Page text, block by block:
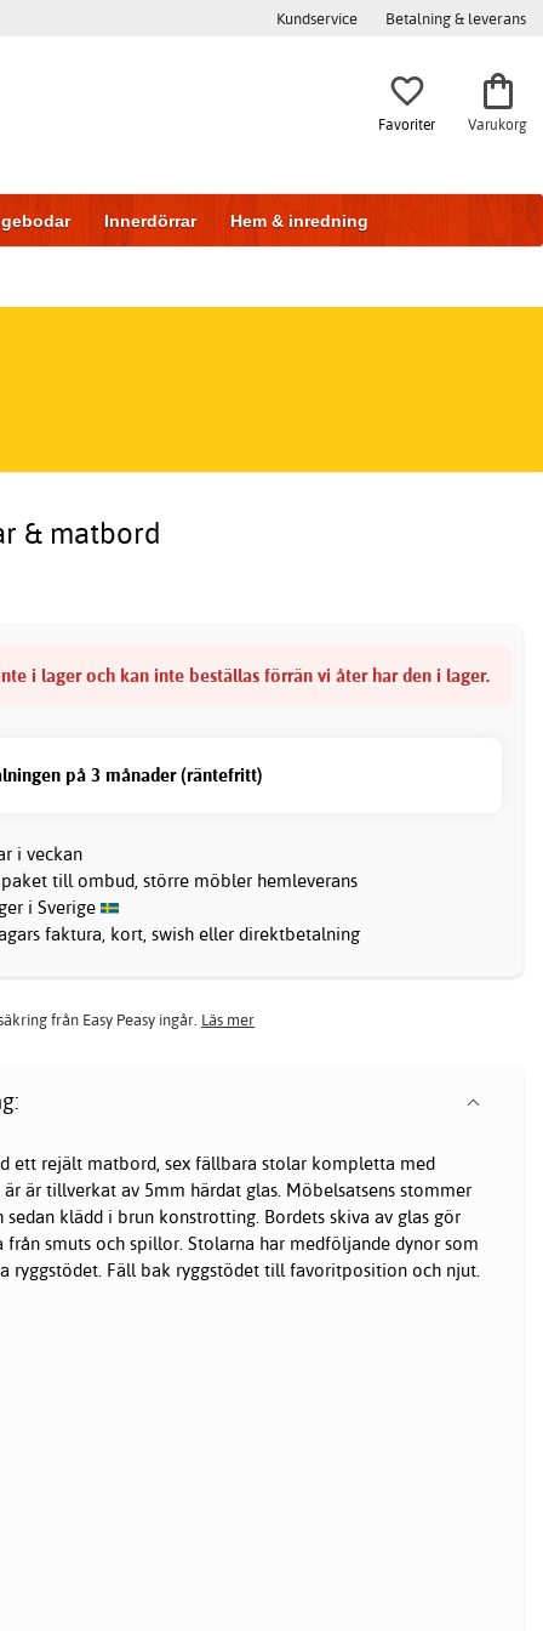
Kundservice Betalning & leverans
Favoriter Varukorg
Innerdörrar Hem & inredning
& matbord
i lager och kan inte beställas förrän vi åter har den i lager.
på 3 månader (räntefritt)
i veckan
till ombud, större möbler hemleverans
i Sverige
faktura, kort, swish eller direktbetalning
från Easy Peasy ingår. Läs mer
ett rejält matbord, sex fällbara stolar kompletta med
är tillverkat av 5mm härdat glas. Möbelsatsens stommer
klädd i brun konstrotting. Bordets skiva av glas gör
smuts och spillor. Stolarna har medföljande dynor som
ryggstödet. Fäll bak ryggstödet till favoritposition och njut.